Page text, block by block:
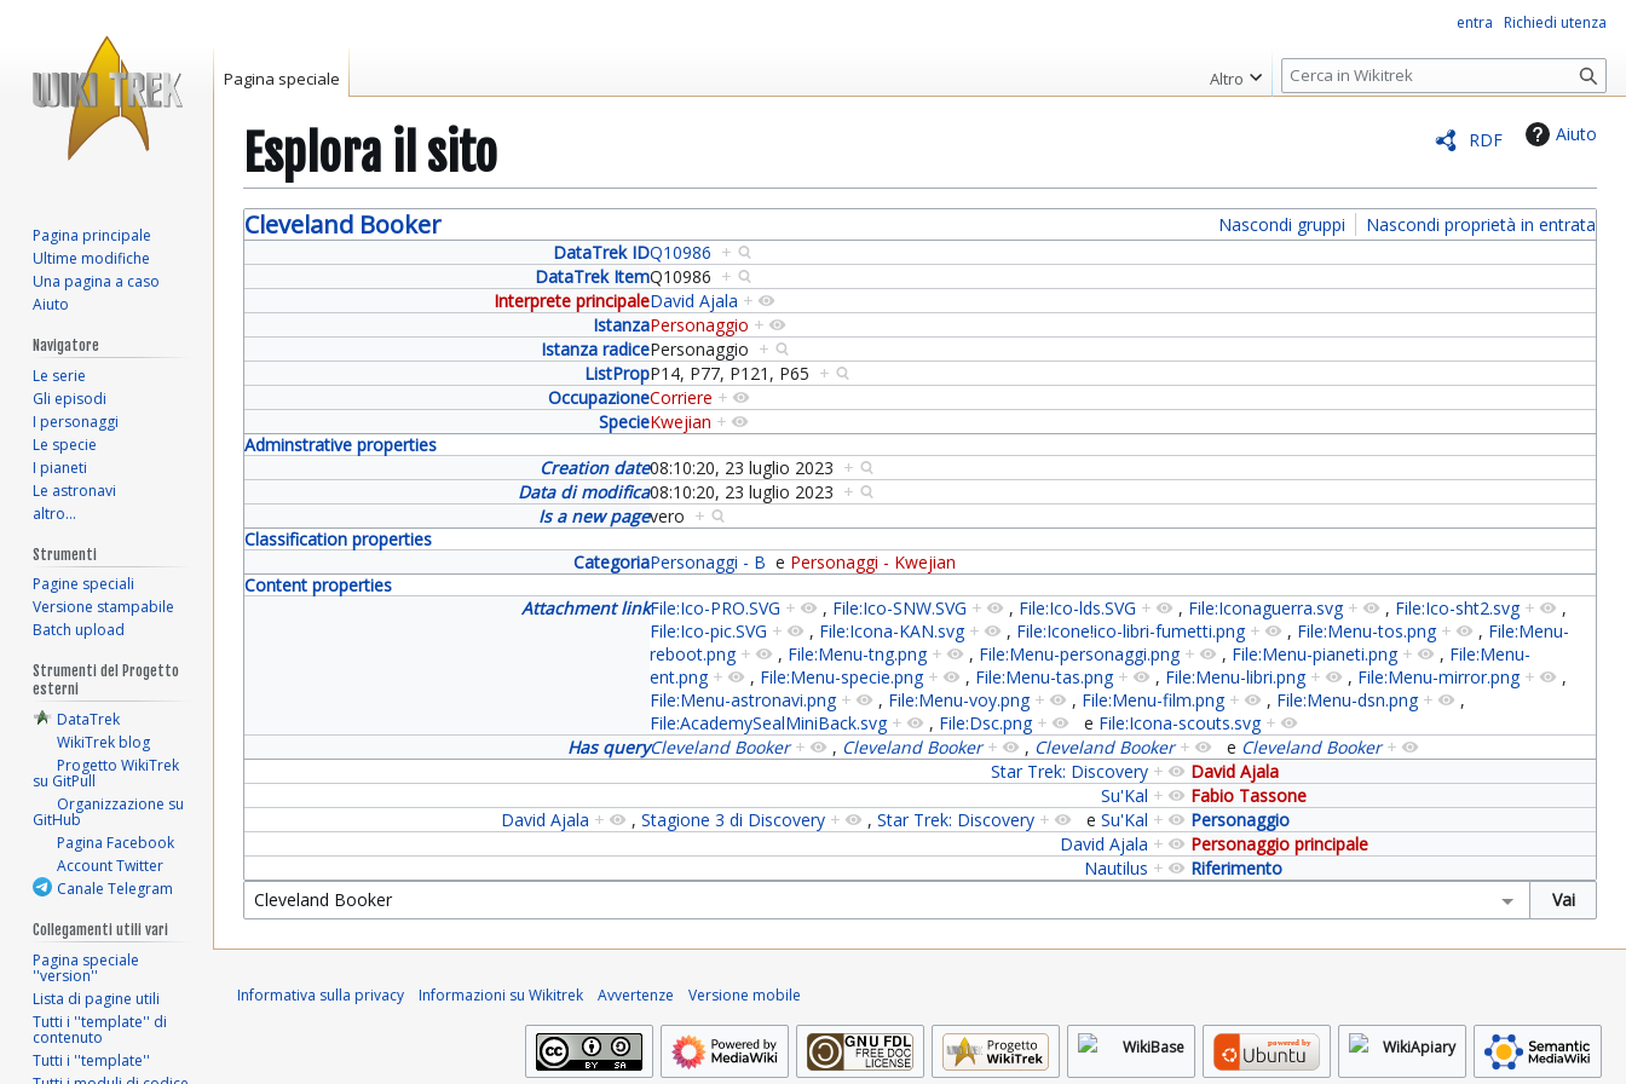
RDF Aiuto
Esplora il sito
Vai
alla
Vai
alla
Cleveland Booker Nascondi gruppi
Nascondi proprietà in entrata
DataTrek IDQ10986 +
DataTrek ItemQ10986 +
Interprete principaleDavid Ajala +
IstanzaPersonaggio +
Istanza radicePersonaggio +
ListPropP14, P77, P121, P65 +
OccupazioneCorriere +
SpecieKwejian +
Adminstrative properties
Creation date08:10:20, 23 luglio 2023 +
Data di modifica08:10:20, 23 luglio 2023 +
Is a new pagevero +
Classification properties
CategoriaPersonaggi - B e Personaggi - Kwejian
Content properties
Attachment linkFile:Ico-PRO.SVG + , File:Ico-SNW.SVG + , File:Ico-lds.SVG + , File:Iconaguerra.svg + , File:Ico-sht2.svg +
,
File:Ico-pic.SVG + , File:Icona-KAN.svg + , File:Icone!ico-libri-fumetti.png + , File:Menu-tos.png + , File:Menu-
reboot.png + , File:Menu-tng.png + , File:Menu-personaggi.png + , File:Menu-pianeti.png + , File:Menu-
ent.png + , File:Menu-specie.png + , File:Menu-tas.png + , File:Menu-libri.png + , File:Menu-mirror.png +
,
File:Menu-astronavi.png + , File:Menu-voy.png + , File:Menu-film.png + , File:Menu-dsn.png +
,
File:AcademySealMiniBack.svg + , File:Dsc.png + e File:Icona-scouts.svg +
Has queryCleveland Booker + , Cleveland Booker + , Cleveland Booker + e Cleveland Booker +
David Ajala
Star Trek: Discovery +
Fabio Tassone
Su'Kal +
Personaggio
David Ajala + , Stagione 3 di Discovery + , Star Trek: Discovery + e Su'Kal +
Personaggio principale
David Ajala +
Riferimento
Nautilus +
entra Richiedi utenza
Pagina speciale Altro
R
i
r
c
a
Pagina principale
Ultime modifiche
Una pagina a caso
Aiuto
Navigatore
Le serie
Gli episodi
I personaggi
Le specie
I pianeti
Le astronavi
altro…
Strumenti
Pagine speciali
Versione stampabile
Batch upload
Strumenti del Progetto
esterni
DataTrek
WikiTrek blog
Progetto WikiTrek
su GitPull
Organizzazione su
GitHub
Pagina Facebook
Account Twitter
Canale Telegram
Collegamenti utili vari
Pagina speciale
''version''
Lista di pagine utili
Tutti i ''template'' di
contenuto
Tutti i ''template''
Informativa sulla privacy Informazioni su Wikitrek Avvertenze Versione mobile